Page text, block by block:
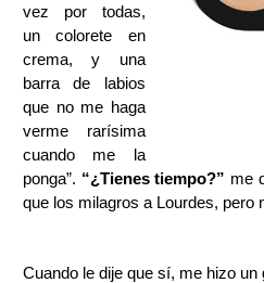
vez por todas,
un colorete en
crema, y una
barra de labios
que no me haga
verme rarísima
cuando me la
ponga”. “¿Tienes tiempo?” me
que los milagros a Lourdes, pero
Cuando le dije que sí, me hizo un